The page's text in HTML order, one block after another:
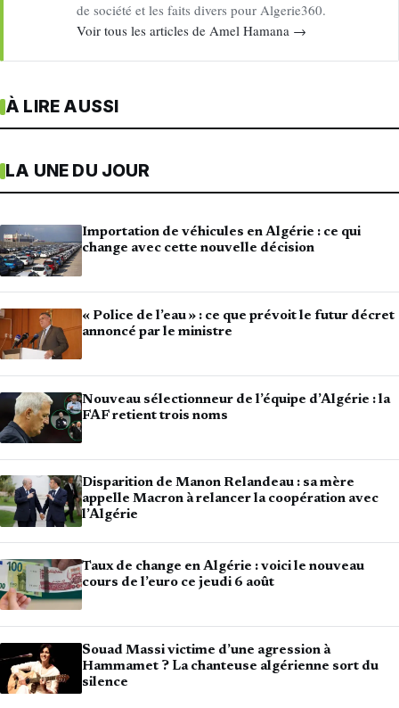
de société et les faits divers pour Algerie360.
Voir tous les articles de Amel Hamana →
À LIRE AUSSI
LA UNE DU JOUR
Importation de véhicules en Algérie : ce qui
change avec cette nouvelle décision
« Police de l’eau » : ce que prévoit le futur décret
annoncé par le ministre
Nouveau sélectionneur de l’équipe d’Algérie : la
FAF retient trois noms
Disparition de Manon Relandeau : sa mère
appelle Macron à relancer la coopération avec
l’Algérie
Taux de change en Algérie : voici le nouveau
cours de l’euro ce jeudi 6 août
Souad Massi victime d’une agression à
Hammamet ? La chanteuse algérienne sort du
silence